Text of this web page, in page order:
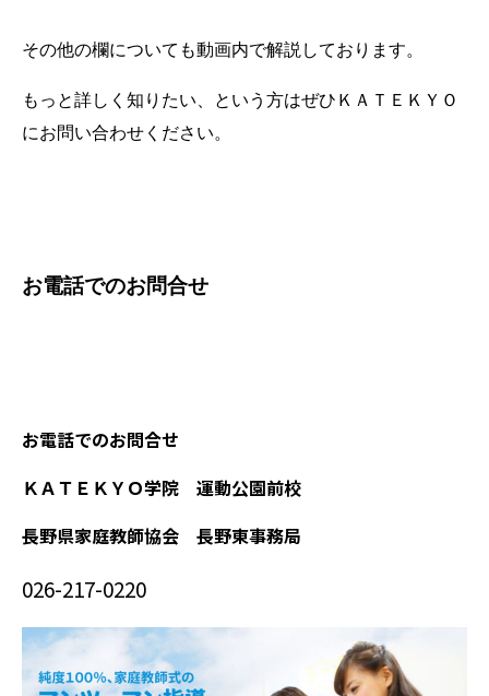
その他の欄についても動画内で解説しております。
もっと詳しく知りたい、という方はぜひＫＡＴＥＫＹＯ
にお問い合わせください。
お電話でのお問合せ
お電話でのお問合せ
ＫＡＴＥＫＹＯ学院 運動公園前校
長野県家庭教師協会 長野東事務局
026-217-0220